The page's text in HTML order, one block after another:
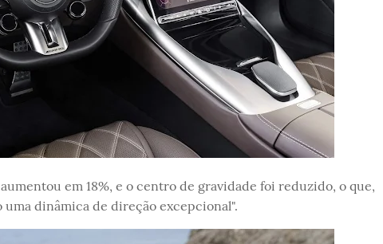
em 18%, e o centro de gravidade foi reduzido, o que,
uma dinâmica de direção excepcional".